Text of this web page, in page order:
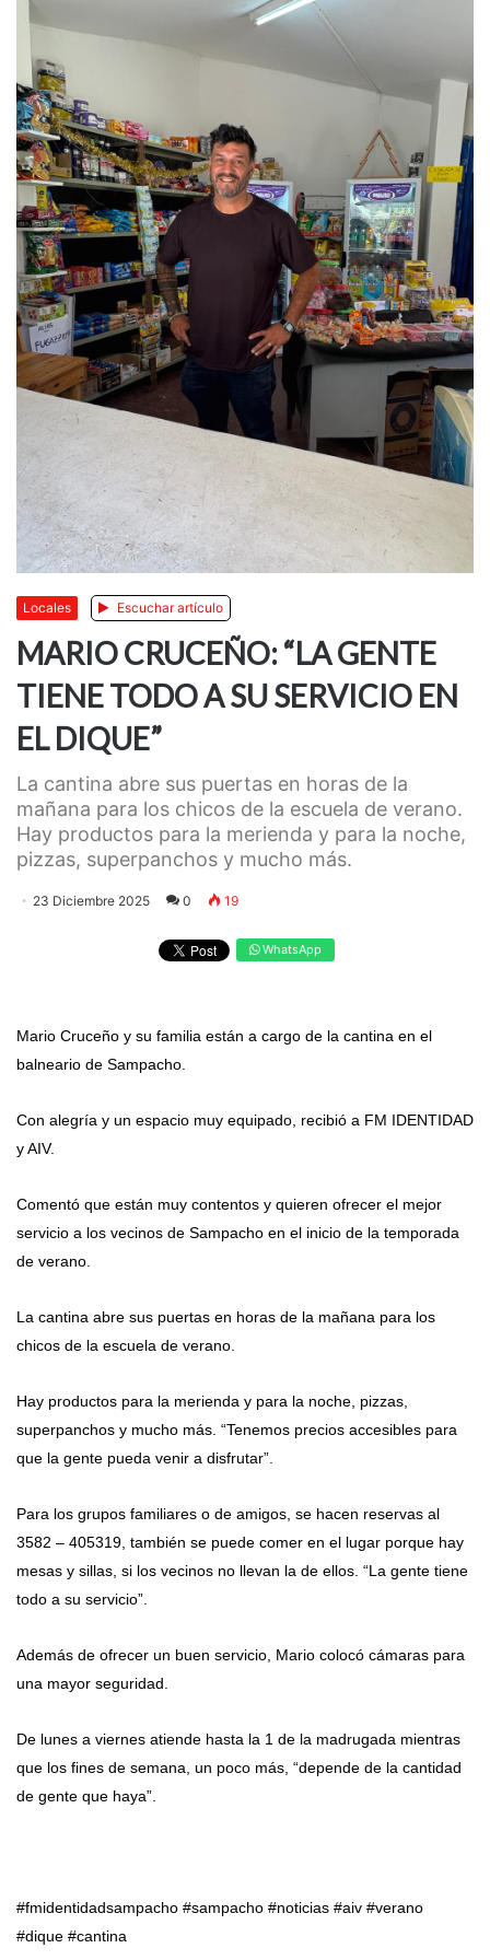
Locales Escuchar artículo
MARIO CRUCEÑO: “LA GENTE
TIENE TODO A SU SERVICIO EN
EL DIQUE”
La cantina abre sus puertas en horas de la
mañana para los chicos de la escuela de verano.
Hay productos para la merienda y para la noche,
pizzas, superpanchos y mucho más.
23 Diciembre 2025 0 19
WhatsApp
Mario Cruceño y su familia están a cargo de la cantina en el
balneario de Sampacho.
Con alegría y un espacio muy equipado, recibió a FM IDENTIDAD
y AIV.
Comentó que están muy contentos y quieren ofrecer el mejor
servicio a los vecinos de Sampacho en el inicio de la temporada
de verano.
La cantina abre sus puertas en horas de la mañana para los
chicos de la escuela de verano.
Hay productos para la merienda y para la noche, pizzas,
superpanchos y mucho más. “Tenemos precios accesibles para
que la gente pueda venir a disfrutar”.
Para los grupos familiares o de amigos, se hacen reservas al
3582 – 405319, también se puede comer en el lugar porque hay
mesas y sillas, si los vecinos no llevan la de ellos. “La gente tiene
todo a su servicio”.
Además de ofrecer un buen servicio, Mario colocó cámaras para
una mayor seguridad.
De lunes a viernes atiende hasta la 1 de la madrugada mientras
que los fines de semana, un poco más, “depende de la cantidad
de gente que haya”.
#fmidentidadsampacho #sampacho #noticias #aiv #verano
#dique #cantina